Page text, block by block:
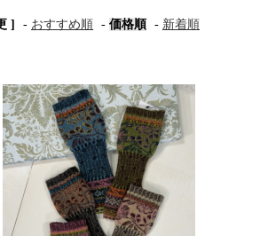
] - おすすめ順 - 価格順 - 新着順